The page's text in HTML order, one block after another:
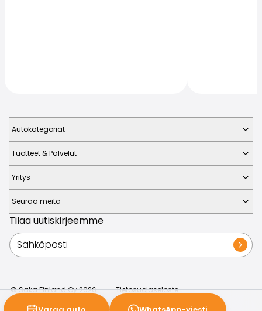
Autokategoriat
Tuotteet & Palvelut
Yritys
Seuraa meitä
Tilaa uutiskirjeemme
© Saka Finland Oy2026
Tietosuojaseloste
Evästeasetukset